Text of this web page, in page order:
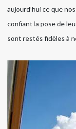
aujourd’hui ce que
confiant la pose de
sont restés fidèles à